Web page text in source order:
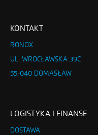
KONTAKT
RONOX
UL. WROCŁAWSKA 39C
55-040 DOMASŁAW
LOGISTYKA I FINANSE
DOSTAWA